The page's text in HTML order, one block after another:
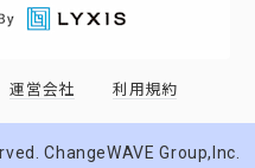
運営会社 利用規約
ChangeWAVE Group,Inc.